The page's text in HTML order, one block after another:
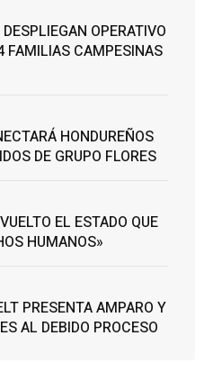
OPERATIVO
FAMILIAS CAMPESINAS
HONDUREÑOS
DE GRUPO FLORES
EL ESTADO QUE
HUMANOS»
PRESENTA AMPARO Y
AL DEBIDO PROCESO